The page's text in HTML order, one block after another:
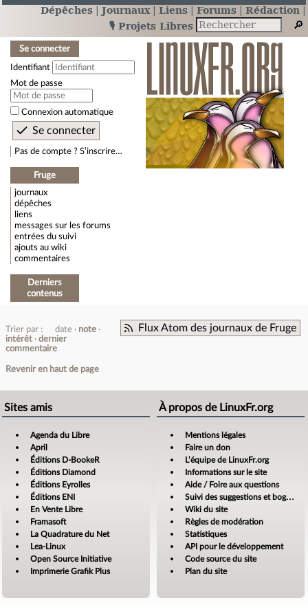
Dépêches Journaux Liens Forums
Rédaction
🎙️ Projets Libres
Se connecter
Identifiant
Mot de passe
Connexion automatique
Pas de compte ? S’inscrire…
Fruge
journaux
dépêches
liens
messages sur les forums
entrées du suivi
ajouts au wiki
commentaires
Derniers
contenus
Flux Atom des journaux de Fruge
Trier par : date
note
intérêt
dernier
commentaire
Revenir en haut de page
Sites amis
Agenda du Libre
April
Éditions D-BookeR
Éditions Diamond
Éditions Eyrolles
Éditions ENI
En Vente Libre
Framasoft
La Quadrature du Net
Lea-Linux
Open Source Initiative
Imprimerie Grafik Plus
À propos de LinuxFr.org
Mentions légales
Faire un don
L’équipe de LinuxFr.org
Informations sur le site
Aide / Foire aux questions
Suivi des suggestions et bogues
Wiki du site
Règles de modération
Statistiques
API pour le développement
Code source du site
Plan du site